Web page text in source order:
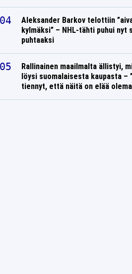
Aleksander Barkov telottiin
kylmäksi” – NHL-tähti puhui nyt
puhtaaksi
Rallinainen maailmalta ällistyi,
löysi suomalaisesta kaupasta –
tiennyt, että näitä on elää